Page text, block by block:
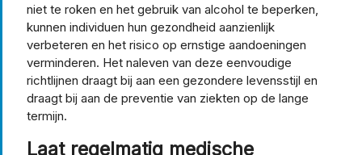
niet te roken en het gebruik van alcohol te beperken,
kunnen individuen hun gezondheid aanzienlijk
verbeteren en het risico op ernstige aandoeningen
verminderen. Het naleven van deze eenvoudige
richtlijnen draagt bij aan een gezondere levensstijl en
draagt bij aan de preventie van ziekten op de lange
termijn.
Laat regelmatig medische